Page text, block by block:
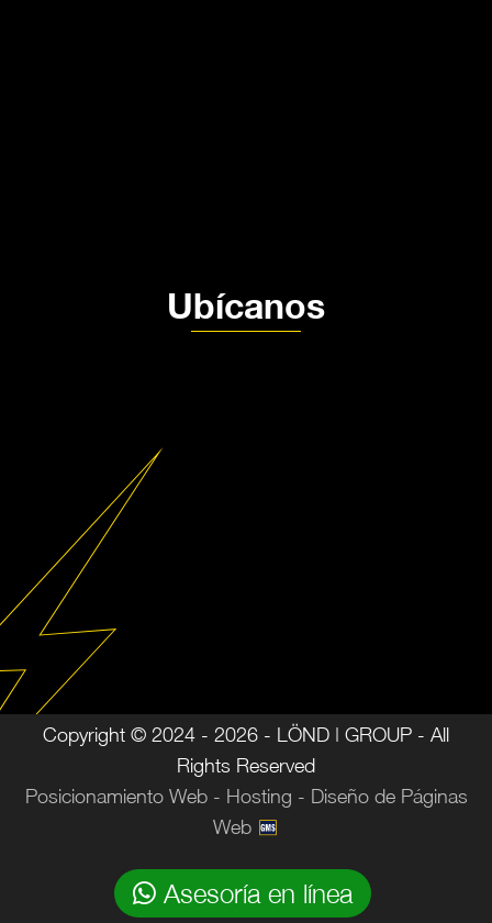
Ubícanos
Copyright © 2024 - 2026 - LÖND | GROUP - All
Rights Reserved
Posicionamiento Web - Hosting - Diseño de Páginas
Web
Asesoría en línea